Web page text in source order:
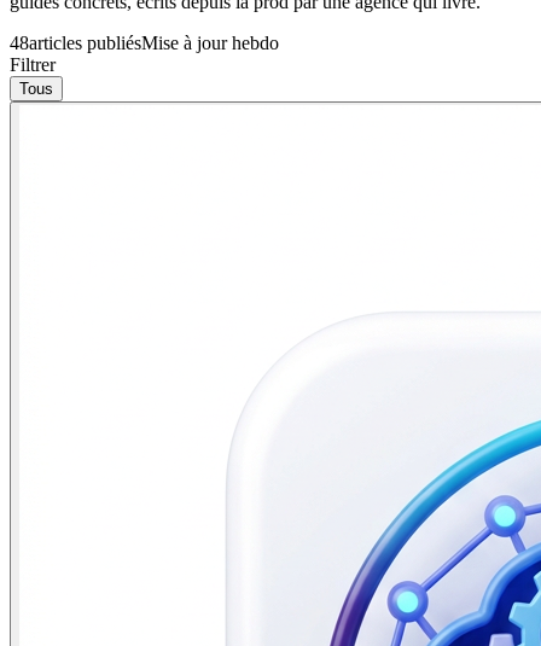
48articles publiésMise à jour hebdo
Filtrer
Tous